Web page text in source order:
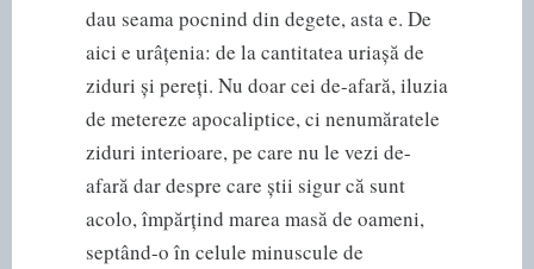
dau seama pocnind din degete, asta e. De
aici e urâțenia: de la cantitatea uriașă de
ziduri și pereți. Nu doar cei de-afară, iluzia
de metereze apocaliptice, ci nenumăratele
ziduri interioare, pe care nu le vezi de-
afară dar despre care știi sigur că sunt
acolo, împărțind marea masă de oameni,
septând-o în celule minuscule de